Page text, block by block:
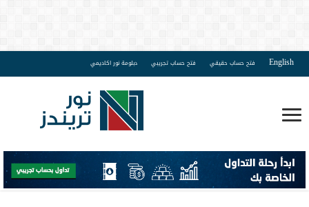
English فتح حساب حقيقي فتح حساب تجريبي دبلومة نور اكاديمي